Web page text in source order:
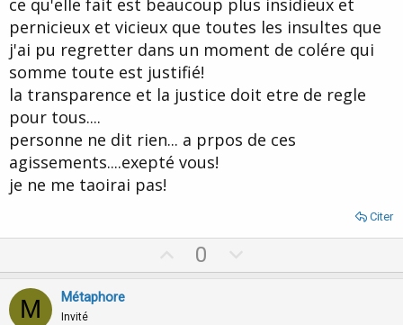
e
ce qu'elle fait est beaucoup plus insidieux et
pernicieux et vicieux que toutes les insultes que
j'ai pu regretter dans un moment de colére qui
somme toute est justifié!
la transparence et la justice doit etre de regle
pour tous....
personne ne dit rien... a prpos de ces
agissements....exepté vous!
je ne me taoirai pas!
Citer
p
0
o
M Métaphore
Invité